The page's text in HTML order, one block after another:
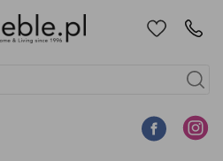
UlubioneKontakt
Szukaj
Facebook